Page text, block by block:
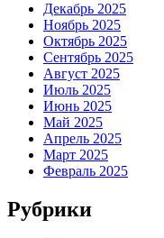
Декабрь 2025
Ноябрь 2025
Октябрь 2025
Сентябрь 2025
Август 2025
Июль 2025
Июнь 2025
Май 2025
Апрель 2025
Март 2025
Февраль 2025
Рубрики